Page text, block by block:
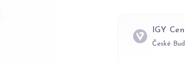
IGY
České